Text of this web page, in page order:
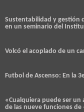
Sustentabilidad y gestión
en un seminario del
Volcó el acoplado de un
Futbol de Ascenso: En la
«Cualquiera puede ser un
de las nueve funciones de